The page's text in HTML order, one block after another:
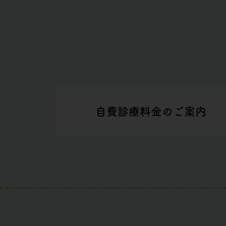
自費診療料金のご案内